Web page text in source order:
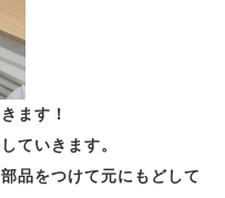
ます！
ていきます。
品をつけて元にもどして